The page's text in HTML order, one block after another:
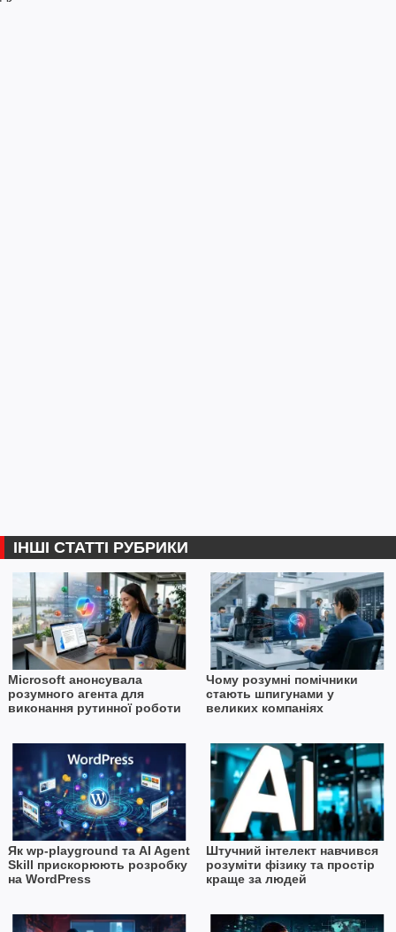
ІНШІ СТАТТІ РУБРИКИ
Microsoft анонсувала
розумного агента для
виконання рутинної роботи
Чому розумні помічники
стають шпигунами у
великих компаніях
Як wp-playground та AI Agent
Skill прискорюють розробку
на WordPress
Штучний інтелект навчився
розуміти фізику та простір
краще за людей